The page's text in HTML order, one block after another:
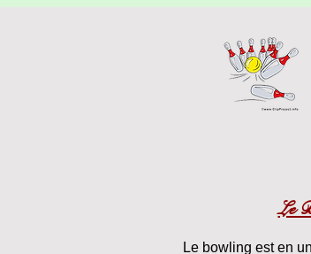
Le
Le bowling est en